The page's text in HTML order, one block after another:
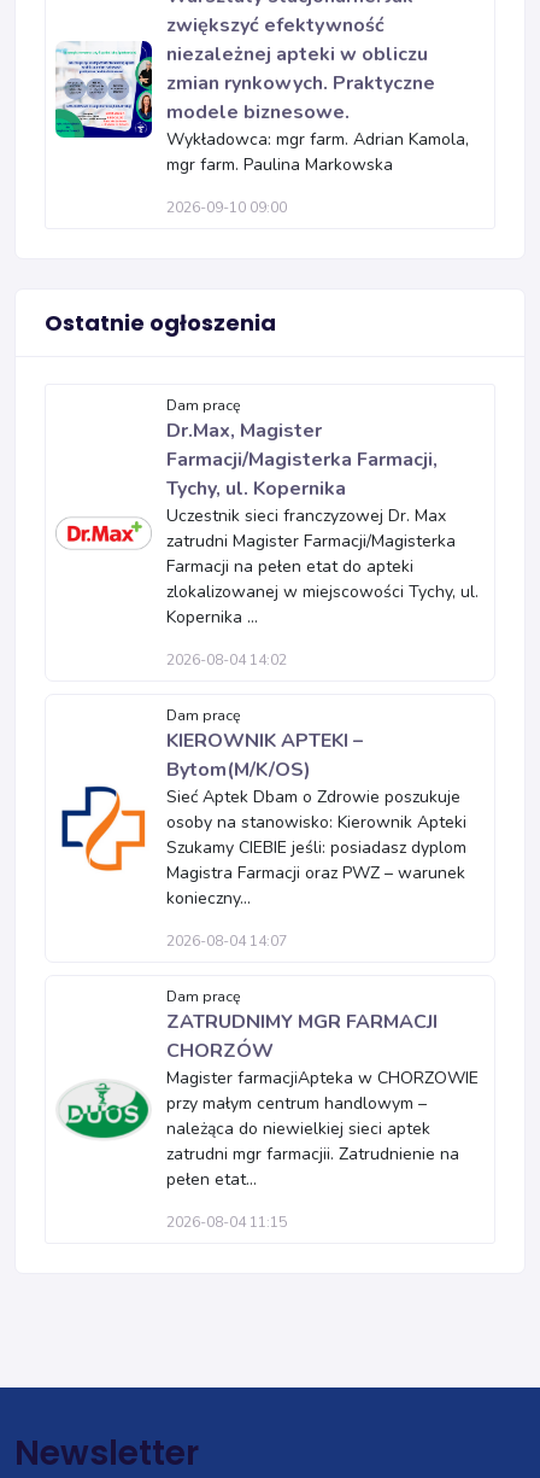
zwiększyć efektywność
niezależnej apteki w obliczu
zmian rynkowych. Praktyczne
modele biznesowe.
Wykładowca: mgr farm. Adrian Kamola,
mgr farm. Paulina Markowska
2026-09-10 09:00
Ostatnie ogłoszenia
Dam pracę
Dr.Max, Magister
Farmacji/Magisterka Farmacji,
Tychy, ul. Kopernika
Uczestnik sieci franczyzowej Dr. Max
zatrudni Magister Farmacji/Magisterka
Farmacji na pełen etat do apteki
zlokalizowanej w miejscowości Tychy, ul.
Kopernika ...
2026-08-04 14:02
Dam pracę
KIEROWNIK APTEKI –
Bytom(M/K/OS)
Sieć Aptek Dbam o Zdrowie poszukuje
osoby na stanowisko: Kierownik Apteki
Szukamy CIEBIE jeśli: posiadasz dyplom
Magistra Farmacji oraz PWZ – warunek
konieczny...
2026-08-04 14:07
Dam pracę
ZATRUDNIMY MGR FARMACJI
CHORZÓW
Magister farmacjiApteka w CHORZOWIE
przy małym centrum handlowym –
należąca do niewielkiej sieci aptek
zatrudni mgr farmacjii. Zatrudnienie na
pełen etat...
2026-08-04 11:15
Newsletter